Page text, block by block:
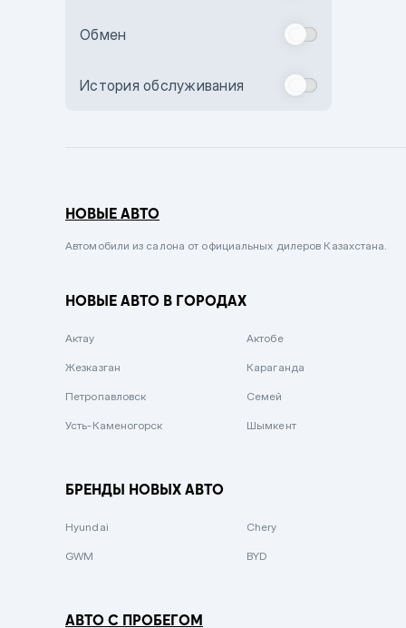
Бежевый
Комбинированный
Сиреневый металлик
Вишневый
Зеленый металлик
Обмен
История обслуживания
НОВЫЕ АВТО
Автомобили из салона от официальных дилеров Казахстана.
НОВЫЕ АВТО В ГОРОДАХ
Актау Актобе
Жезказган Караганда
Петропавловск Семей
Усть-Каменогорск Шымкент
БРЕНДЫ НОВЫХ АВТО
Hyundai Chery
GWM BYD
АВТО С ПРОБЕГОМ